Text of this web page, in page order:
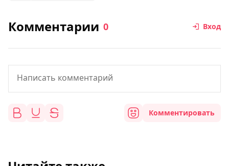
Комментарии 0 Вход
Комментировать